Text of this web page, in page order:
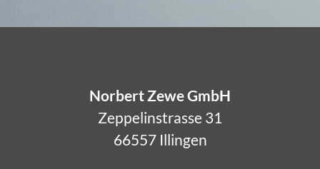
Norbert Zewe GmbH
Zeppelinstrasse 31
66557 Illingen